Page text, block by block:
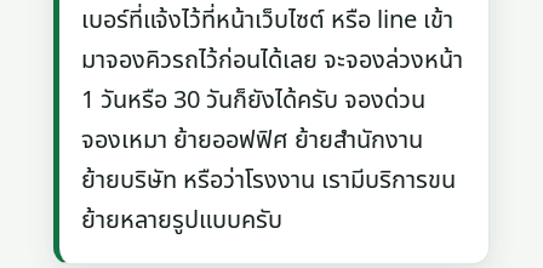
เบอร์ที่แจ้งไว้ที่หน้าเว็บไซต์ หรือ line เข้า
มาจองคิวรถไว้ก่อนได้เลย จะจองล่วงหน้า
1 วันหรือ 30 วันก็ยังได้ครับ จองด่วน
จองเหมา ย้ายออฟฟิศ ย้ายสำนักงาน
ย้ายบริษัท หรือว่าโรงงาน เรามีบริการขน
ย้ายหลายรูปแบบครับ